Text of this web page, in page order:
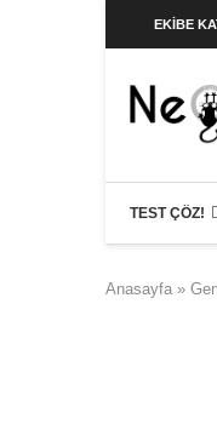
EKIBE
TEST ÇÖZ!
Anasayfa »